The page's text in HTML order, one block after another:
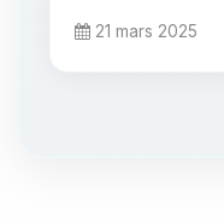
21 mars 2025